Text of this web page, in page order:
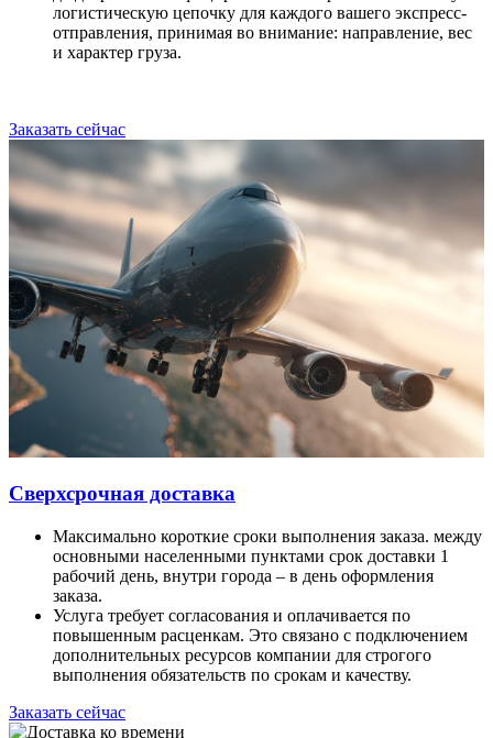
логистическую цепочку для каждого вашего экспресс-
отправления, принимая во внимание: направление, вес
и характер груза.
Заказать сейчас
Сверхсрочная доставка
Максимально короткие сроки выполнения заказа. между
основными населенными пунктами срок доставки 1
рабочий день, внутри города – в день оформления
заказа.
Услуга требует согласования и оплачивается по
повышенным расценкам. Это связано с подключением
дополнительных ресурсов компании для строгого
выполнения обязательств по срокам и качеству.
Заказать сейчас